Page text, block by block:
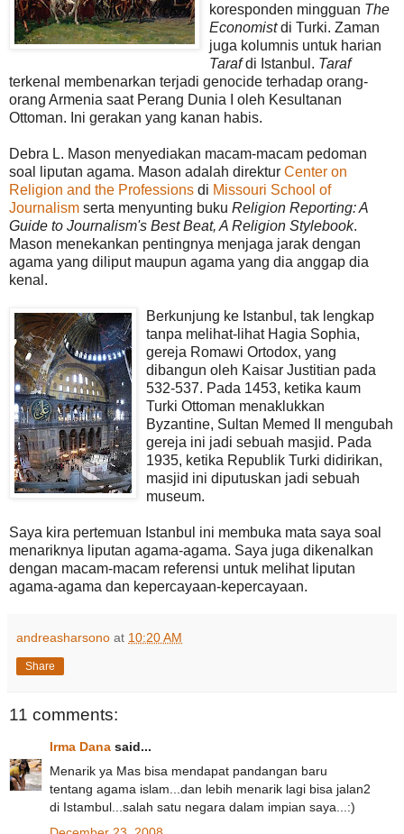
koresponden mingguan The
Economistdi Turki. Zaman
juga kolumnis untuk harian
Tarafdi Istanbul. Taraf
terkenal membenarkan terjadi genocide terhadap orang-
orang Armenia saat Perang Dunia I oleh Kesultanan
Ottoman. Ini gerakan yang kanan habis.
Debra L. Mason menyediakan macam-macam pedoman
soal liputan agama. Mason adalah direktur Center on
Religion and the Professions di Missouri School of
Journalism serta menyunting buku Religion Reporting: A
Guide to Journalism's Best Beat, A Religion Stylebook.
Mason menekankan pentingnya menjaga jarak dengan
agama yang diliput maupun agama yang dia anggap dia
kenal.
Berkunjung ke Istanbul, tak lengkap
tanpa melihat-lihat Hagia Sophia,
gereja Romawi Ortodox, yang
dibangun oleh Kaisar Justitian pada
532-537. Pada 1453, ketika kaum
Turki Ottoman menaklukkan
Byzantine, Sultan Memed II mengubah
gereja ini jadi sebuah masjid. Pada
1935, ketika Republik Turki didirikan,
masjid ini diputuskan jadi sebuah
museum.
Saya kira pertemuan Istanbul ini membuka mata saya soal
menariknya liputan agama-agama. Saya juga dikenalkan
dengan macam-macam referensi untuk melihat liputan
agama-agama dan kepercayaan-kepercayaan.
andreasharsono at 10:20 AM
Share
11 comments:
Irma Dana said...
Menarik ya Mas bisa mendapat pandangan baru
tentang agama islam...dan lebih menarik lagi bisa jalan2
di Istambul...salah satu negara dalam impian saya...:)